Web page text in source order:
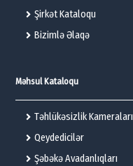
Şirkət Kataloqu
Bizimlə Əlaqə
Məhsul Kataloqu
Təhlükəsizlik Kameraları
Qeydedicilər
Şəbəkə Avadanlıqları